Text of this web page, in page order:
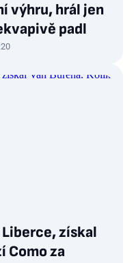
výhru, hrál jen
padl
získal
Como za